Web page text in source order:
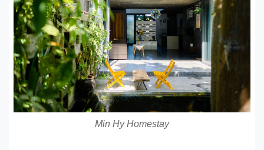
Min Hy Homestay